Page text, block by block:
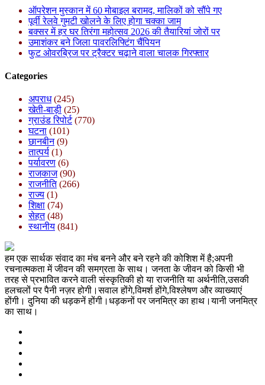
ऑपरेशन मुस्कान में 60 मोबाइल बरामद, मालिकों को सौंपे गए
पूर्वी रेलवे गुमटी खोलने के लिए होगा चक्का जाम
बक्सर में हर घर तिरंगा महोत्सव 2026 की तैयारियां जोरों पर
उमाशंकर बने जिला पावरलिफ्टिंग चैंपियन
फुट ओवरब्रिज पर ट्रैक्टर चढ़ाने वाला चालक गिरफ्तार
Categories
अपराध(245)
खेती-बाड़ी (25)
ग्राउंड रिपोर्ट(770)
घटना (101)
छानबीन(9)
तात्पर्य (1)
पर्यावरण (6)
राजकाज(90)
राजनीति(266)
राज्य (1)
शिक्षा (74)
सेहत(48)
स्थानीय (841)
हम एक सार्थक संवाद का मंच बनने और बने रहने की कोशिश में है;अपनी
रचनात्मकता में जीवन की समग्रता के साथ। जनता के जीवन को किसी भी
तरह से प्रभावित करने वाली संस्कृतिकी हो या राजनीति या अर्थनीति,उसकी
हलचलों पर पैनी नज़र होगी।सवाल होंगे,विमर्श होंगे,विश्लेषण और व्याख्याएं
होंगी। दुनिया की धड़कनें होंगी।धड़कनों पर जनमित्र का हाथ।यानी जनमित्र
का साथ।